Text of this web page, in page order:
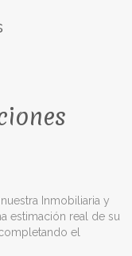
Inmobiliaria y
estimación real de su
el